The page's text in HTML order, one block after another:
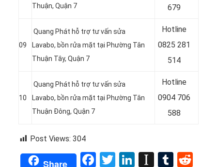
Thuận, Quận 7
679
09
Quang Phát hỗ trợ tư vấn sửa
Lavabo, bồn rửa mặt tại Phường Tân
Thuận Tây, Quận 7
Hotline
0825 281
514
10
Quang Phát hỗ trợ tư vấn sửa
Lavabo, bồn rửa mặt tại Phường Tân
Thuận Đông, Quận 7
Hotline
0904 706
588
Post Views: 304
Share Facebook
Twitter
LinkedIn